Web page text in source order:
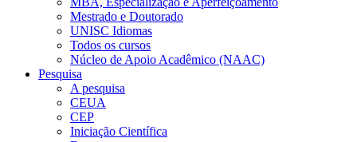
Mestrado e Doutorado
UNISC Idiomas
Todos os cursos
Núcleo de Apoio Acadêmico (NAAC)
Pesquisa
A pesquisa
CEUA
CEP
Iniciação Científica